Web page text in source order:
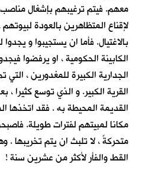
معهم. فيتم ترغيبهم بإشغال
لإقناع المتظاهرين بالعودة
بالاغتيال. فأما ان يستجيبوا و
الكابينة الحكومية ، او يرفضوا
الجدارية الكبيرة للمغدورين ،
القرية الكبير. و الذي توسع كثيرا ،
القديمة المحيطة به . فقد اتخذها
مكانا لمبيتهم لفترات طويلة.
متحركةً ، لا تلبث ان يتم تخريبها .
القط والفأر لأكثر من عشرين سنة !